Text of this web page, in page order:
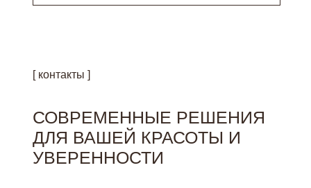
[ контакты ]
СОВРЕМЕННЫЕ РЕШЕНИЯ
ДЛЯ ВАШЕЙ КРАСОТЫ И
УВЕРЕННОСТИ